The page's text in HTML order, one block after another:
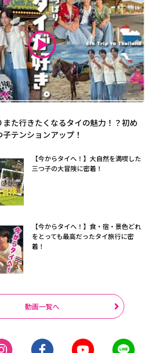
また行きたくなるタイの魅力！？初め
テンションアップ！
【今からタイへ！】大自然を満喫した
三つ子の大冒険に密着！
【今からタイへ！】食・宿・景色どれ
をとっても最高だったタイ旅行に密
着！
動画一覧へ